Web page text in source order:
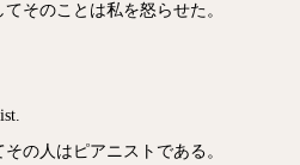
そのことは私を怒らせた。
の人はピアニストである。